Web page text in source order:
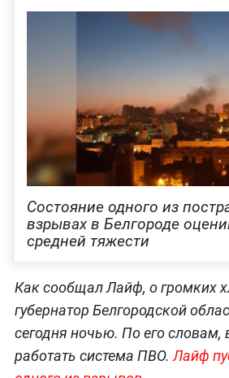
Состояние одного из
взрывах в Белгороде
средней тяжести
Как сообщал Лайф, о громких
губернатор Белгородской
сегодня ночью. По его словам,
работать система ПВО.Лайф